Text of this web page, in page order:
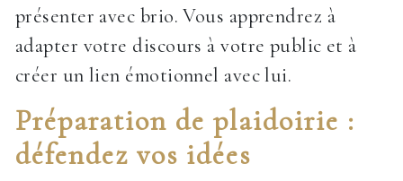
présenter avec brio. Vous apprendrez à
adapter votre discours à votre public et à
créer un lien émotionnel avec lui.
Préparation de plaidoirie :
défendez vos idées